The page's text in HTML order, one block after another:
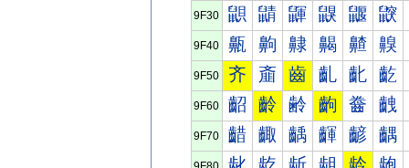
9F30 鼰 鼱 鼲 鼳 鼴 鼵
9F40 齀 齁 齂 齃 齄 齅
9F50 齐 齑 齒 齓 齔 齕
9F60 齠 齡 齢 齣 齤 齥
9F70 齰 齱 齲 齳 齴 齵